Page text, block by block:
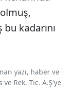
kadarını
yazı, haber ve
Rek. Tic. A.Ş'ye